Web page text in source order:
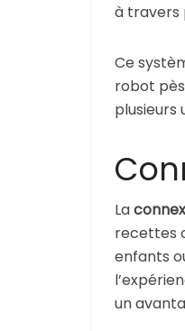
à travers
Ce
robot
plusieurs
La
recettes
enfants
un